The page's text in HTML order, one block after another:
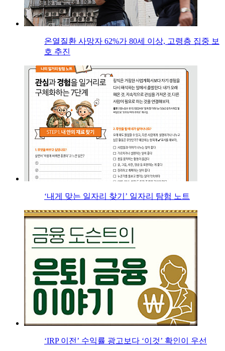
온열질환 사망자 62%가 80세 이상, 고령층 집중 보
호 추진
‘내게 맞는 일자리 찾기’ 일자리 탐험 노트
‘IRP 이전’ 수익률 광고보다 ‘이것’ 확인이 우선